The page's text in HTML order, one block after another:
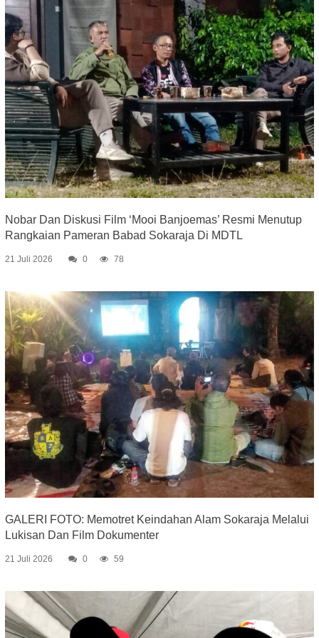
Nobar Dan Diskusi Film ‘Mooi Banjoemas’ Resmi Menutup
Rangkaian Pameran Babad Sokaraja Di MDTL
21 Juli 2026 0 78
GALERI FOTO: Memotret Keindahan Alam Sokaraja Melalui
Lukisan Dan Film Dokumenter
21 Juli 2026 0 59